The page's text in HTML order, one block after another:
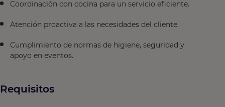
Coordinación con cocina para un servicio eficiente.
Atención proactiva a las necesidades del cliente.
Cumplimiento de normas de higiene, seguridad y
apoyo en eventos.
Requisitos